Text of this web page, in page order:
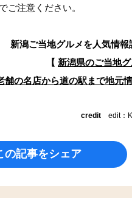
ご注意ください。
新潟ご当地グルメを人気情報
【 新潟県のご当地
舗の名店から道の駅まで地元
creditedit：
の記事をシェア